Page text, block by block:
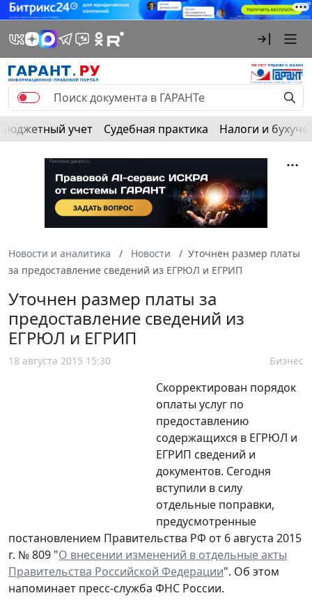
Бюджетный учет Судебная практика Налоги и
Новости и аналитика Новости
Уточнен размер платы
за предоставление сведений из ЕГРЮЛ и ЕГРИП
Уточнен размер платы за
предоставление сведений из
ЕГРЮЛ и ЕГРИП
18 августа 2015 15:30 Бизнес
Скорректирован порядок
оплаты услуг по
предоставлению
содержащихся в ЕГРЮЛ и
ЕГРИП сведений и
документов. Сегодня
вступили в силу
отдельные поправки,
предусмотренные
постановлением Правительства РФ от 6 августа 2015
г. № 809 "О внесении изменений в отдельные акты
Правительства Российской Федерации". Об этом
напоминает пресс-служба ФНС России.